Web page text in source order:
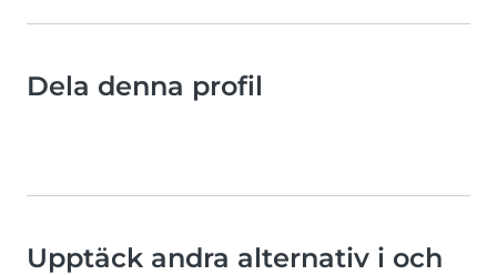
Dela denna profil
Upptäck andra alternativ i och